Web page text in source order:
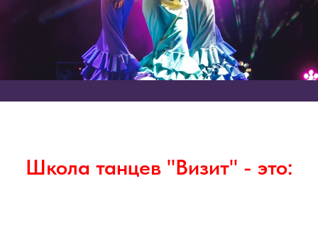
Школа танцев "Визит" - это: